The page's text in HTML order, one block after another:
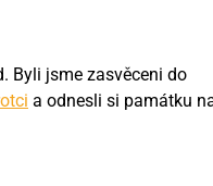
Byli jsme zasvěceni do
a odnesli si památku